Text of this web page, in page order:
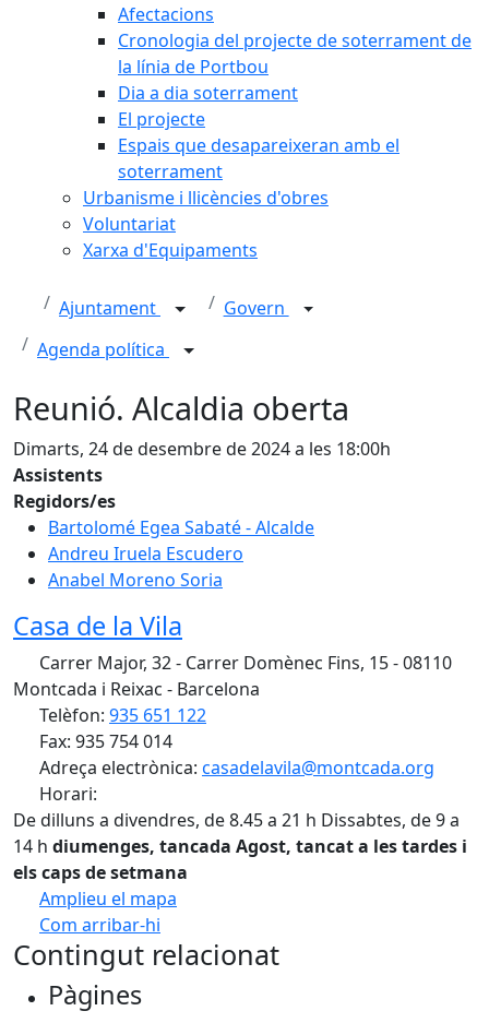
Afectacions
Cronologia del projecte de soterrament de
la línia de Portbou
Dia a dia soterrament
El projecte
Espais que desapareixeran amb el
soterrament
Urbanisme i llicències d'obres
Voluntariat
Xarxa d'Equipaments
Ajuntament
Govern
Agenda política
Reunió. Alcaldia oberta
Dimarts, 24 de desembre de 2024 a les 18:00h
Assistents
Regidors/es
Bartolomé Egea Sabaté - Alcalde
Andreu Iruela Escudero
Anabel Moreno Soria
Casa de la Vila
Carrer Major, 32 - Carrer Domènec Fins, 15 - 08110
Montcada i Reixac - Barcelona
Telèfon: 935 651 122
Fax: 935 754 014
Adreça electrònica: casadelavila@montcada.org
Horari:
De dilluns a divendres, de 8.45 a 21 h Dissabtes, de 9 a
14 h diumenges, tancada Agost, tancat a les tardes i
els caps de setmana
Amplieu el mapa
Com arribar-hi
+
Contingut relacionat
Pàgines